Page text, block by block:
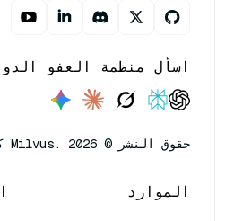
اسأل منظمة العفو
حقوق النشر © Milvus. 2026 كل الحقوق محفوظة.
الموارد